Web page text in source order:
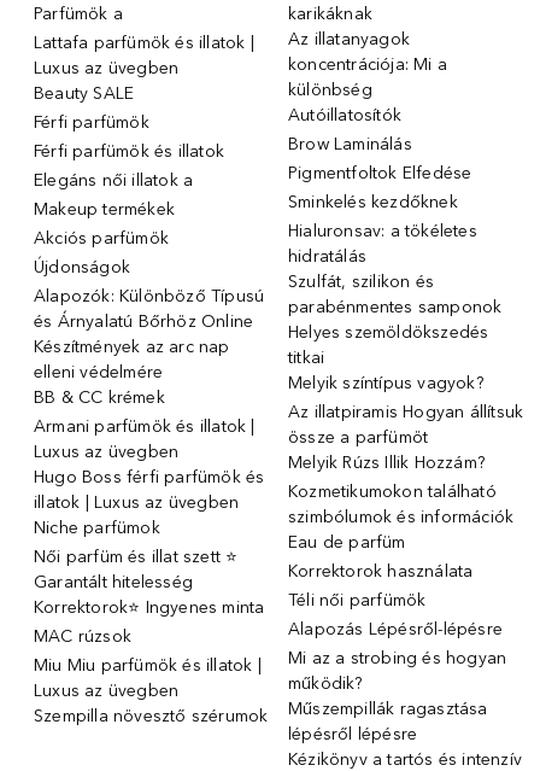
Parfümök ️a
Lattafa parfümök és illatok |
Luxus az üvegben
Beauty SALE
Férfi parfümök
Férfi parfümök és illatok
Elegáns női illatok ️a
Makeup termékek
Akciós parfümök
Újdonságok
Alapozók: Különböző Típusú
és Árnyalatú Bőrhöz Online
Készítmények az arc nap
elleni védelmére
BB & CC krémek
Armani parfümök és illatok |
Luxus az üvegben
Hugo Boss férfi parfümök és
illatok | Luxus az üvegben
Niche parfümok
Női parfüm és illat szett ⭐
Garantált hitelesség
Korrektorok⭐ Ingyenes minta
MAC rúzsok
Miu Miu parfümök és illatok |
Luxus az üvegben
Szempilla növesztő szérumok
karikáknak
Az illatanyagok
koncentrációja: Mi a
különbség
Autóillatosítók
Brow Laminálás
Pigmentfoltok Elfedése
Sminkelés kezdőknek
Hialuronsav: a tökéletes
hidratálás
Szulfát, szilikon és
parabénmentes samponok
Helyes szemöldökszedés
titkai
Melyik színtípus vagyok?
Az illatpiramis Hogyan állítsuk
össze a parfümöt
Melyik Rúzs Illik Hozzám?
Kozmetikumokon található
szimbólumok és információk
Eau de parfüm
Korrektorok használata
Téli női parfümök
Alapozás Lépésről-lépésre
Mi az a strobing és hogyan
működik?
Műszempillák ragasztása
lépésről lépésre
Kézikönyv a tartós és intenzív